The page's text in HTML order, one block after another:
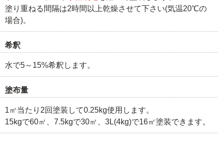
塗り重ねる間隔は2時間以上乾燥させて下さい(気温20℃の
場合)。
希釈
水で5～15%希釈します。
塗布量
1㎡当たり2回塗装して0.25kg使用します。
15kgで60㎡、7.5kgで30㎡、3L(4kg)で16㎡塗装できます。